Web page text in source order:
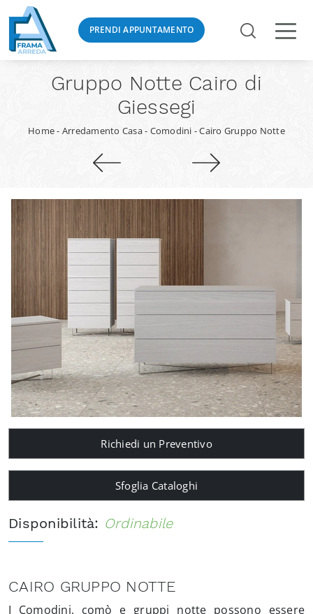
PRENDI APPUNTAMENTO
Gruppo Notte Cairo di
Giessegi
Home- Arredamento Casa- Comodini -Cairo Gruppo Notte
Richiedi un Preventivo
Sfoglia Cataloghi
Disponibilità: Ordinabile
CAIRO GRUPPO NOTTE
I Comodini, comò e gruppi notte possono essere